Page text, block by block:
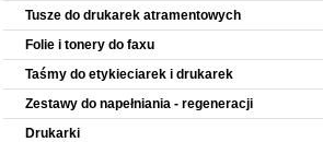
Tusze do drukarek atramentowych
Folie i tonery do faxu
Taśmy do etykieciarek i drukarek
Zestawy do napełniania - regeneracji
Drukarki